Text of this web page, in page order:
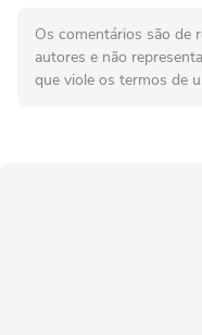
Os comentários são de
autores e não
que viole os termos de